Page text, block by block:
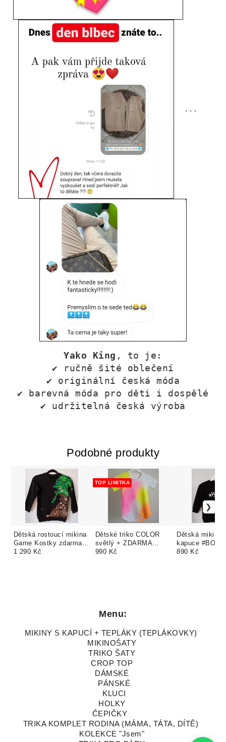
. . .
Yako King , to je:
✔
ručně šité oblečení
✔ originální česká móda
✔
barevná móda pro děti i dospělé
✔ udržitelná česká výroba
Podobné produkty
Dětská rostoucí mikina
Game Kostky zdarma
vlastní návrh
1 290 Kč
Dětské triko COLOR
světlý + ZDARMA
vlastní barvy
TOP LIMITKA
990 Kč
Dětská mikina
kapuce #BOY
barev
890 Kč
Menu:
MIKINY S KAPUCÍ + TEPLÁKY (TEPLÁKOVKY)
MIKINOŠATY
TRIKO ŠATY
CROP TOP
DÁMSKÉ
PÁNSKÉ
KLUCI
HOLKY
ČEPIČKY
TRIKA KOMPLET RODINA (MÁMA, TÁTA, DÍTĚ)
KOLEKCE "Jsem"